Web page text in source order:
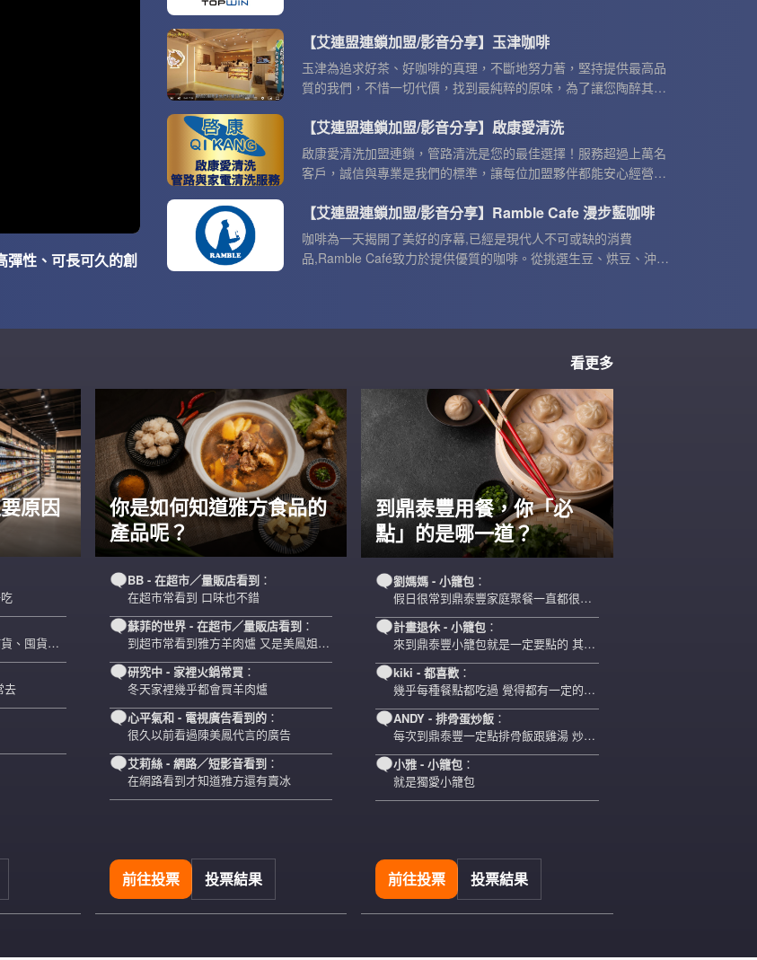
彈性、可長可久的創
【艾連盟連鎖加盟/影音分享】玉津咖啡
玉津為追求好茶、好咖啡的真理，不斷地努力著，堅持提供最高品
質的我們，不惜一切代價，找到最純粹的原味，為了讓您陶醉其
【艾連盟連鎖加盟/影音分享】啟康愛清洗
啟康愛清洗加盟連鎖，管路清洗是您的最佳選擇！服務超過上萬名
客戶，誠信與專業是我們的標準，讓每位加盟夥伴都能安心經營。
術和服務上都能獲得最佳保障。清潔連鎖加盟，加盟清潔公司品
牌，清潔服務
【艾連盟連鎖加盟/影音分享】Ramble Cafe 漫步藍咖啡
咖啡為一天揭開了美好的序幕,已經是現代人不可或缺的消費
品,Ramble Café致力於提供優質的咖啡。從挑選生豆、烘豆、沖煮
看更多
原因
、囤貨可
去
你是如何知道雅方食品的
產品呢？
BB- 在超市／量販店看到 ：
在超市常看到 口味也不錯
蘇菲的世界- 在超市／量販店看到 ：
到超市常看到雅方羊肉爐 又是美鳳姐代
言…
研究中- 家裡火鍋常買：
冬天家裡幾乎都會買羊肉爐
心平氣和- 電視廣告看到的：
很久以前看過陳美鳳代言的廣告
艾莉絲- 網路／短影音看到 ：
在網路看到才知道雅方還有賣冰
前往投票 投票結果
到鼎泰豐用餐，你「必
點」的是哪一道？
劉媽媽 - 小籠包 ：
假日很常到鼎泰豐家庭聚餐一直都很喜
歡店裡…
計畫退休- 小籠包 ：
來到鼎泰豐小籠包就是一定要點的 其他
雞湯…
kiki - 都喜歡 ：
幾乎每種餐點都吃過 覺得都有一定的品
質
ANDY - 排骨蛋炒飯 ：
每次到鼎泰豐一定點排骨飯跟雞湯 炒飯
粒粒…
小雅 - 小籠包 ：
就是獨愛小籠包
前往投票 投票結果
6 鼎威維修
7 88thai發發泰-泰式飯行家
8 呷尚寶
9
1 Cozy coffee可集咖啡
霏等茶
周 先生/小姐
加盟預算 100萬 ~150萬
徐 先生/小姐
加盟預算 50萬~75萬
何 先生/小姐
加盟預算
加盟預算
顏 先生/小姐